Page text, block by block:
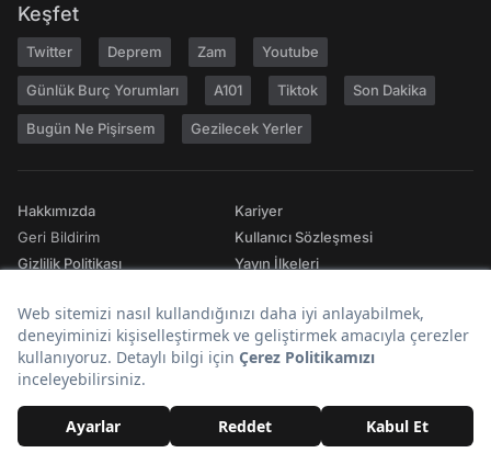
Keşfet
Twitter Deprem Zam Youtube
Günlük Burç Yorumları A101 Tiktok Son Dakika
Bugün Ne Pişirsem Gezilecek Yerler
Hakkımızda
Geri Bildirim
Gizlilik Politikası
Reklam
İletişim
Kariyer
Kullanıcı Sözleşmesi
Yayın İlkeleri
RSS